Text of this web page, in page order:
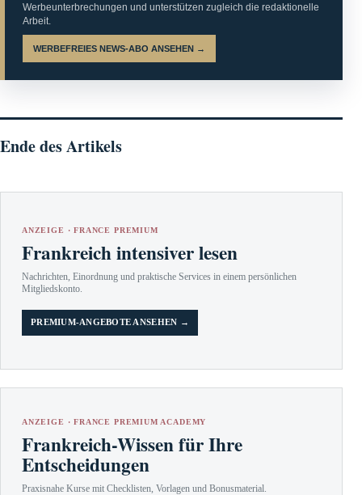
Werbeunterbrechungen und unterstützen zugleich die redaktionelle
Arbeit.
WERBEFREIES NEWS-ABO ANSEHEN →
Ende des Artikels
ANZEIGE · FRANCE PREMIUM
Frankreich intensiver lesen
Nachrichten, Einordnung und praktische Services in einem persönlichen
Mitgliedskonto.
PREMIUM-ANGEBOTE ANSEHEN →
ANZEIGE · FRANCE PREMIUM ACADEMY
Frankreich-Wissen für Ihre
Entscheidungen
Praxisnahe Kurse mit Checklisten, Vorlagen und Bonusmaterial.